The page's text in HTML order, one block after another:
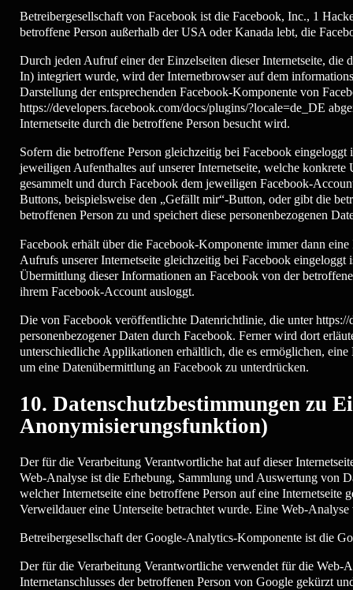
Betreibergesellschaft von Facebook ist die Facebook, Inc., 1
betroffene Person außerhalb der USA oder Kanada lebt, die
Durch jeden Aufruf einer der Einzelseiten dieser Internetseite,
In) integriert wurde, wird der Internetbrowser auf dem
Darstellung der entsprechenden Facebook-Komponente von
https://developers.facebook.com/docs/plugins/?locale=de_DE
Internetseite durch die betroffene Person besucht wird.
Sofern die betroffene Person gleichzeitig bei Facebook
jeweiligen Aufenthaltes auf unserer Internetseite, welche
gesammelt und durch Facebook dem jeweiligen Facebook-
Buttons, beispielsweise den „Gefällt mir“-Button, oder gibt die
betroffenen Person zu und speichert diese personenbezogenen
Facebook erhält über die Facebook-Komponente immer dann
Aufrufs unserer Internetseite gleichzeitig bei Facebook
Übermittlung dieser Informationen an Facebook von der
ihrem Facebook-Account ausloggt.
Die von Facebook veröffentlichte Datenrichtlinie, die unter
personenbezogener Daten durch Facebook. Ferner wird dort
unterschiedliche Applikationen erhältlich, die es ermöglichen,
um eine Datenübermittlung an Facebook zu unterdrücken.
10. Datenschutzbestimmungen zu
Anonymisierungsfunktion)
Der für die Verarbeitung Verantwortliche hat auf dieser
Web-Analyse ist die Erhebung, Sammlung und Auswertung von
welcher Internetseite eine betroffene Person auf eine
Verweildauer eine Unterseite betrachtet wurde. Eine Web-
Betreibergesellschaft der Google-Analytics-Komponente ist die
Der für die Verarbeitung Verantwortliche verwendet für die Web-
Internetanschlusses der betroffenen Person von Google gekürzt